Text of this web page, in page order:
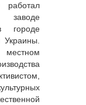
работал
заводе
городе
Украины.